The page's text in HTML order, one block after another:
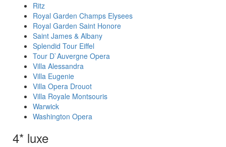
Ritz
Royal Garden Champs Elysees
Royal Garden Saint Honore
Saint James & Albany
Splendid Tour Eiffel
Tour D`Auvergne Opera
Villa Alessandra
Villa Eugenie
Villa Opera Drouot
Villa Royale Montsouris
Warwick
Washington Opera
4* luxe